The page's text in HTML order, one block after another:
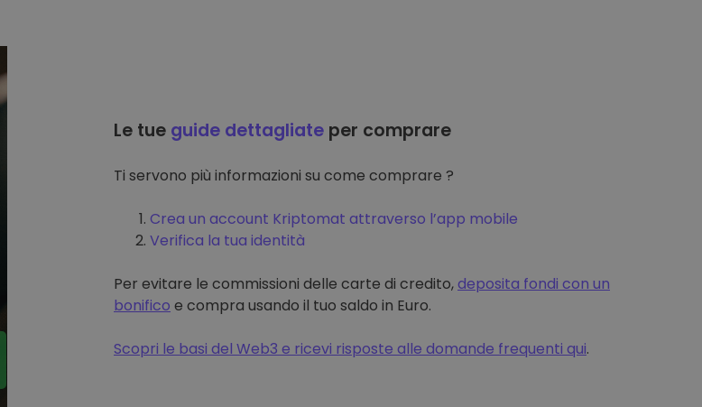
Le tue guide dettagliate per comprare
Ti servono più informazioni su come comprare ?
Crea un account Kriptomat attraverso l’app mobile
Verifica la tua identità
Per evitare le commissioni delle carte di credito,deposita fondi con un
bonifico e compra usando il tuo saldo in Euro.
Scopri le basi del Web3 e ricevi risposte alle domande frequenti qui.